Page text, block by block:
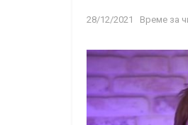
28/12/2021 Време за